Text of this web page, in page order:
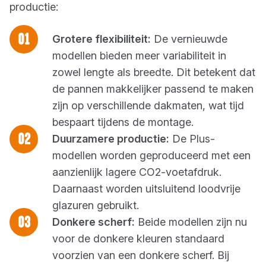
productie:
Grotere flexibiliteit: De vernieuwde
modellen bieden meer variabiliteit in
zowel lengte als breedte. Dit betekent dat
de pannen makkelijker passend te maken
zijn op verschillende dakmaten, wat tijd
bespaart tijdens de montage.
Duurzamere productie: De Plus-
modellen worden geproduceerd met een
aanzienlijk lagere CO2-voetafdruk.
Daarnaast worden uitsluitend loodvrije
glazuren gebruikt.
Donkere scherf: Beide modellen zijn nu
voor de donkere kleuren standaard
voorzien van een donkere scherf. Bij